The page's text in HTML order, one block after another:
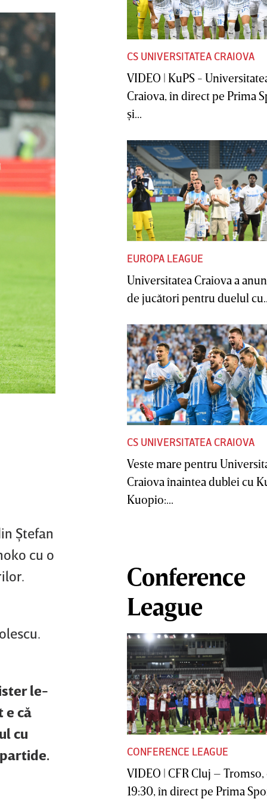
Ştefan
cu o
le-
e că
cu
CS UNIVERSITATEA CRAIOVA
VIDEO | KuPS -
Craiova, în direct pe Prima
şi...
EUROPA LEAGUE
Universitatea Craiova a
de jucători pentru duelul
CS UNIVERSITATEA CRAIOVA
Veste mare pentru
Craiova înaintea dublei cu
Kuopio:...
Conference
League
CONFERENCE LEAGUE
VIDEO | CFR Cluj – Tromso,
19:30, în direct pe Prima